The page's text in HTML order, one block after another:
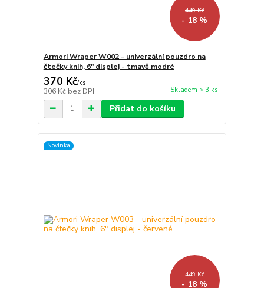
449 Kč
- 18 %
Armori Wraper W002 - univerzální pouzdro na
čtečky knih, 6" displej - tmavě modré
370 Kč/ks
306 Kč bez DPH Skladem > 3 ks
Přidat do košíku
Novinka
449 Kč
- 18 %